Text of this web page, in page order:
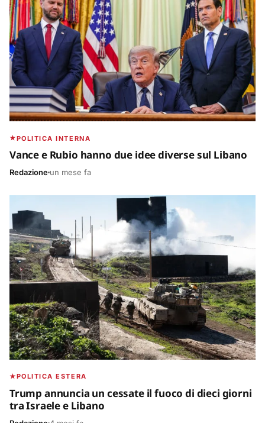
POLITICA INTERNA
Vance e Rubio hanno due idee diverse sul Libano
Redazione un mese fa
POLITICA ESTERA
Trump annuncia un cessate il fuoco di dieci giorni
tra Israele e Libano